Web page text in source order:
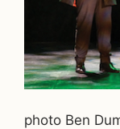
photo Ben